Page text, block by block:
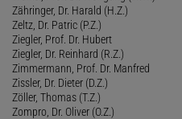
Zähringer, Dr. Harald (H.Z.)
Zeltz, Dr. Patric (P.Z.)
Ziegler, Prof. Dr. Hubert
Ziegler, Dr. Reinhard (R.Z.)
Zimmermann, Prof. Dr. Manfred
Zissler, Dr. Dieter (D.Z.)
Zöller, Thomas (T.Z.)
Zompro, Dr. Oliver (O.Z.)